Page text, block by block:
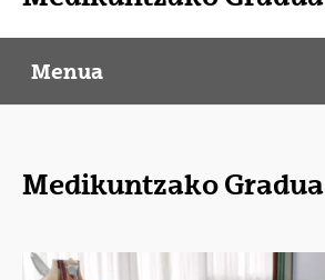
Medikuntzako Gradua
Menua
Medikuntzako Gradua